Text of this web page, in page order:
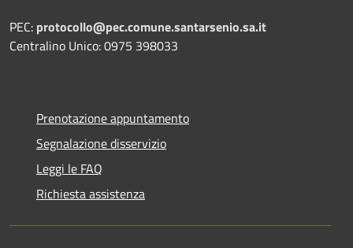
PEC: protocollo@pec.comune.santarsenio.sa.it
Centralino Unico: 0975 398033
Prenotazione appuntamento
Segnalazione disservizio
Leggi le FAQ
Richiesta assistenza